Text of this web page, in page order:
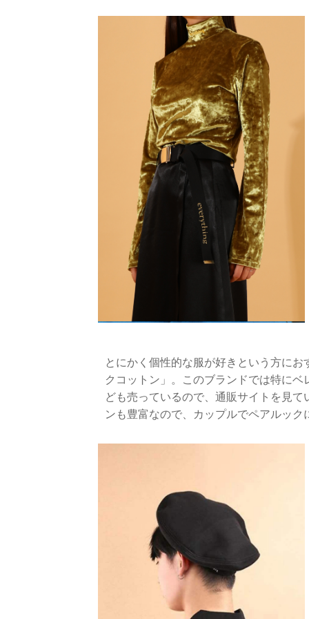
とにかく個性的な服が好きという方に
クコットン」。このブランドでは特に
ども売っているので、通販サイトを見
ンも豊富なので、カップルでペアルック